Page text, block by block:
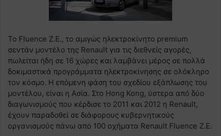
Το Fluence Z.E., το αμιγώς ηλεκτροκίνητο premium
σεντάν μοντέλο της Renault για τις διεθνείς αγορές,
πωλείται ήδη σε 16 χώρες και λαμβάνει μέρος σε πολλά
δοκιμαστικά προγράμματα ηλεκτροκίνησης σε ολόκληρο
τον κόσμο. Η επόμενη φάση του σχεδίου εξάπλωσης του
μοντέλου, είναι η Ασία. Στο Hong Kong, ύστερα από δύο
διαγωνισμούς που κέρδισε το 2011 και 2012 η Renault,
έχουν παραδοθεί σε διάφορους κυβερνητικούς
οργανισμούς πάνω από 100 οχήματα Renault Fluence Z.E.